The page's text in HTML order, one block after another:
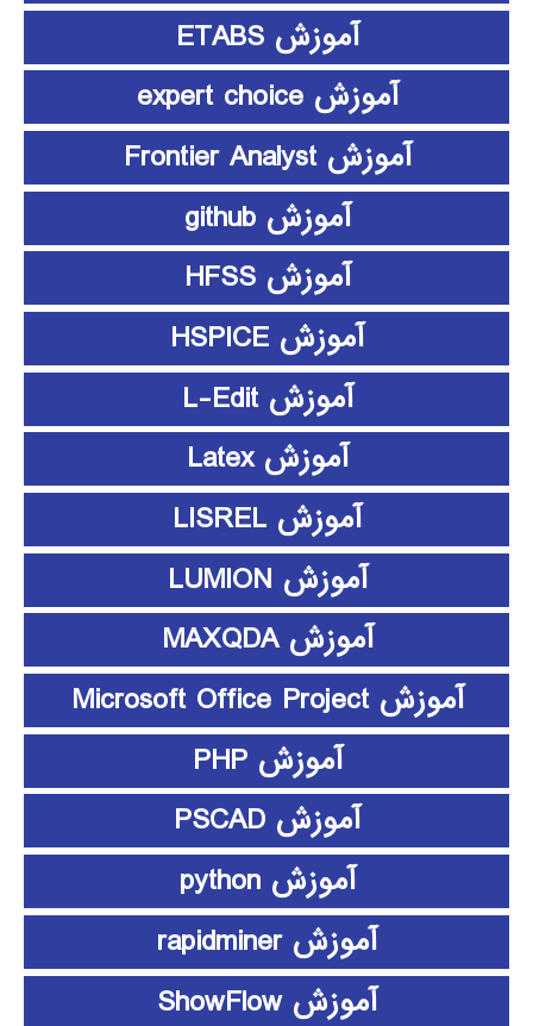
آموزش ETABS
آموزش expert choice
آموزش Frontier Analyst
آموزش github
آموزش HFSS
آموزش HSPICE
آموزش L-Edit
آموزش Latex
آموزش LISREL
آموزش LUMION
آموزش MAXQDA
آموزش Microsoft Office Project
آموزش PHP
آموزش PSCAD
آموزش python
آموزش rapidminer
آموزش ShowFlow